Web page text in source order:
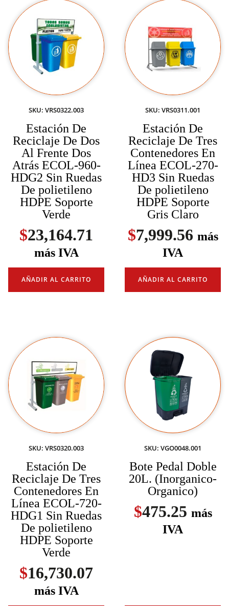
SKU: VRS0322.003
Estación De
Reciclaje De Dos
Al Frente Dos
Atrás ECOL-960-
HDG2 Sin Ruedas
De polietileno
HDPE Soporte
Verde
$23,164.71
más IVA
AÑADIR AL CARRITO
SKU: VRS0311.001
Estación De
Reciclaje De Tres
Contenedores En
Línea ECOL-270-
HD3 Sin Ruedas
De polietileno
HDPE Soporte
Gris Claro
$7,999.56 más
IVA
AÑADIR AL CARRITO
SKU: VRS0320.003
Estación De
Reciclaje De Tres
Contenedores En
Línea ECOL-720-
HDG1 Sin Ruedas
De polietileno
HDPE Soporte
Verde
$16,730.07
más IVA
SKU: VGO0048.001
Bote Pedal Doble
20L. (Inorganico-
Organico)
$475.25 más
IVA